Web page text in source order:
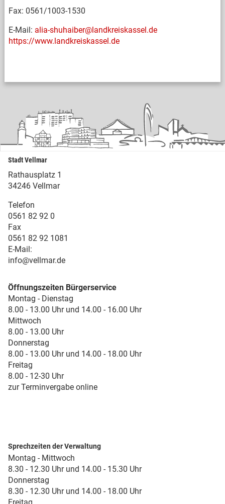
Fax: 0561/1003-1530
E-Mail: alia-shuhaiber@landkreiskassel.de
https://www.landkreiskassel.de
Stadt Vellmar
Rathausplatz 1
34246 Vellmar
Telefon
0561 82 92 0
Fax
0561 82 92 1081
E-Mail:
info@vellmar.de
Öffnungszeiten Bürgerservice
Montag - Dienstag
8.00 - 13.00 Uhr und 14.00 - 16.00 Uhr
Mittwoch
8.00 - 13.00 Uhr
Donnerstag
8.00 - 13.00 Uhr und 14.00 - 18.00 Uhr
Freitag
8.00 - 12-30 Uhr
zur Terminvergabe online
Sprechzeiten der Verwaltung
Montag - Mittwoch
8.30 - 12.30 Uhr und 14.00 - 15.30 Uhr
Donnerstag
8.30 - 12.30 Uhr und 14.00 - 18.00 Uhr